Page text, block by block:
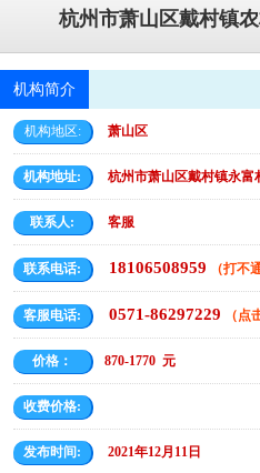
杭州市萧山区戴村镇
机构简介
机构地区: 萧山区
机构地址: 杭州市萧山区戴村镇永富
联系人: 客服
联系电话: 18106508959 （打不
客服电话: 0571-86297229 （点
价格： 870-1770 元
收费价格:
发布时间: 2021年12月11日